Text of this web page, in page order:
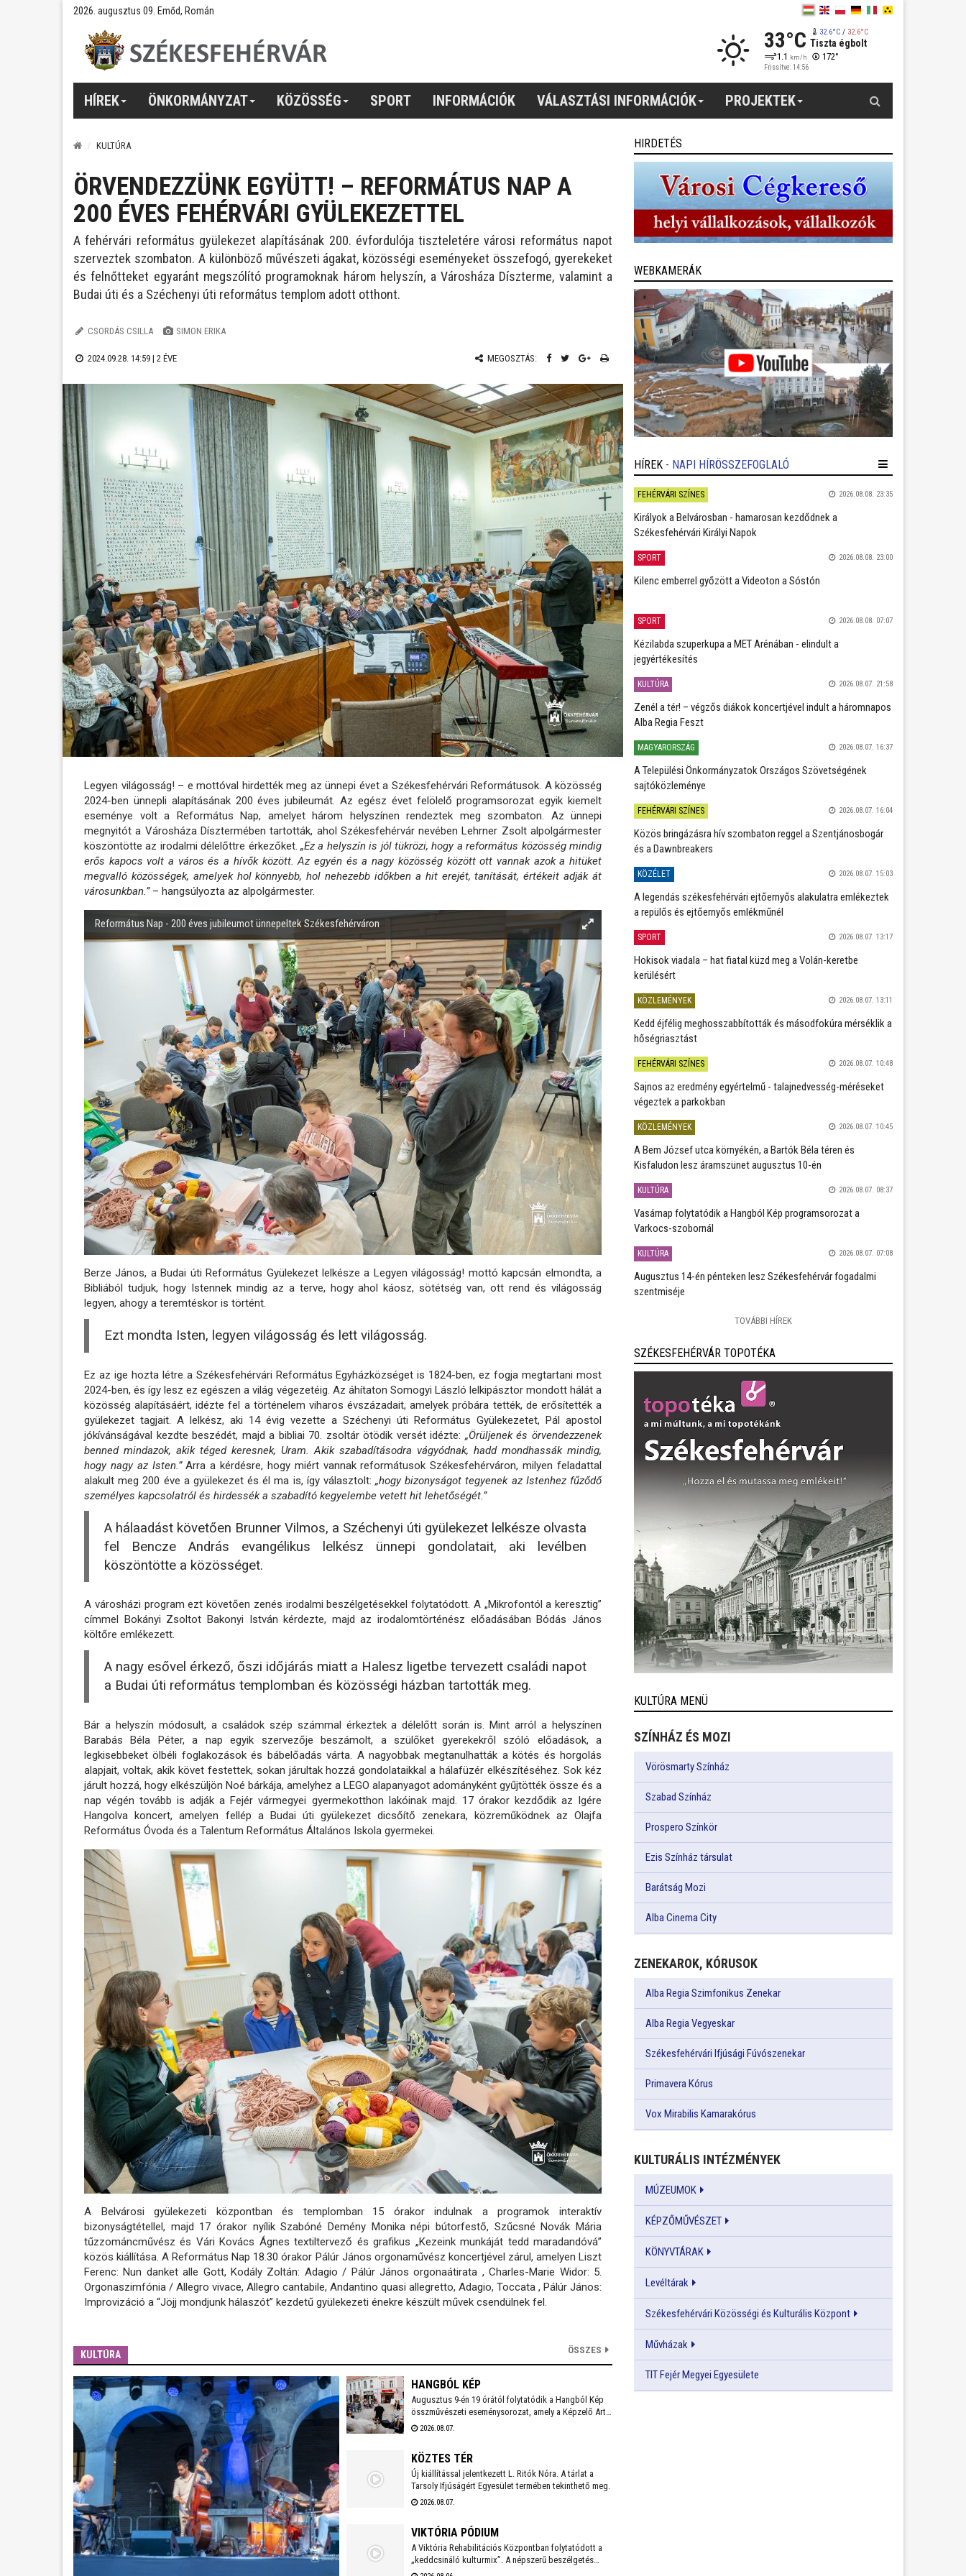
2026. augusztus 09. Emőd, Román
33°C 32.6°C/ 32.6°C
Tiszta égbolt
1.1 km/h 172°
Frissítve: 14:56
HÍREK ÖNKORMÁNYZAT KÖZÖSSÉG SPORT INFORMÁCIÓK VÁLASZTÁSI INFORMÁCIÓK PROJEKTEK
KULTÚRA
ÖRVENDEZZÜNK EGYÜTT! – REFORMÁTUS NAP A
200 ÉVES FEHÉRVÁRI GYÜLEKEZETTEL
A fehérvári református gyülekezet alapításának 200. évfordulója tiszteletére városi református napot
szerveztek szombaton. A különböző művészeti ágakat, közösségi eseményeket összefogó, gyerekeket
és felnőtteket egyaránt megszólító programoknak három helyszín, a Városháza Díszterme, valamint a
Budai úti és a Széchenyi úti református templom adott otthont.
CSORDÁS CSILLA SIMON ERIKA
2024.09.28. 14:59 | 2 ÉVE MEGOSZTÁS:
Legyen világosság! – e mottóval hirdették meg az ünnepi évet a Székesfehérvári Reformátusok. A közösség
2024-ben ünnepli alapításának 200 éves jubileumát. Az egész évet felölelő programsorozat egyik kiemelt
eseménye volt a Református Nap, amelyet három helyszínen rendeztek meg szombaton. Az ünnepi
megnyitót a Városháza Dísztermében tartották, ahol Székesfehérvár nevében Lehrner Zsolt alpolgármester
köszöntötte az irodalmi délelőttre érkezőket. „Ez a helyszín is jól tükrözi, hogy a református közösség mindig
erős kapocs volt a város és a hívők között. Az egyén és a nagy közösség között ott vannak azok a hitüket
megvalló közösségek, amelyek hol könnyebb, hol nehezebb időkben a hit erejét, tanítását, értékeit adják át
városunkban.”– hangsúlyozta az alpolgármester.
Református Nap - 200 éves jubileumot ünnepeltek Székesfehérváron
Berze János, a Budai úti Református Gyülekezet lelkésze a Legyen világosság! mottó kapcsán elmondta, a
Bibliából tudjuk, hogy Istennek mindig az a terve, hogy ahol káosz, sötétség van, ott rend és világosság
legyen, ahogy a teremtéskor is történt.
Ezt mondta Isten, legyen világosság és lett világosság.
Ez az ige hozta létre a Székesfehérvári Református Egyházközséget is 1824-ben, ez fogja megtartani most
2024-ben, és így lesz ez egészen a világ végezetéig. Az áhítaton Somogyi László lelkipásztor mondott hálát a
közösség alapításáért, idézte fel a történelem viharos évszázadait, amelyek próbára tették, de erősítették a
gyülekezet tagjait. A lelkész, aki 14 évig vezette a Széchenyi úti Református Gyülekezetet, Pál apostol
jókívánságával kezdte beszédét, majd a bibliai 70. zsoltár ötödik versét idézte: „Örüljenek és örvendezzenek
benned mindazok, akik téged keresnek, Uram. Akik szabadításodra vágyódnak, hadd mondhassák mindig,
hogy nagy az Isten.”Arra a kérdésre, hogy miért vannak reformátusok Székesfehérváron, milyen feladattal
alakult meg 200 éve a gyülekezet és él ma is, így választolt:„hogy bizonyságot tegyenek az Istenhez fűződő
személyes kapcsolatról és hirdessék a szabadító kegyelembe vetett hit lehetőségét.”
A hálaadást követően Brunner Vilmos, a Széchenyi úti gyülekezet lelkésze olvasta
fel Bencze András evangélikus lelkész ünnepi gondolatait, aki levélben
köszöntötte a közösséget.
A városházi program ezt követően zenés irodalmi beszélgetésekkel folytatódott. A „Mikrofontól a keresztig”
címmel Bokányi Zsoltot Bakonyi István kérdezte, majd az irodalomtörténész előadásában Bódás János
költőre emlékezett.
A nagy esővel érkező, őszi időjárás miatt a Halesz ligetbe tervezett családi napot
a Budai úti református templomban és közösségi házban tartották meg.
Bár a helyszín módosult, a családok szép számmal érkeztek a délelőtt során is. Mint arról a helyszínen
Barabás Béla Péter, a nap egyik szervezője beszámolt, a szülőket gyerekekről szóló előadások, a
legkisebbeket ölbéli foglakozások és bábelőadás várta. A nagyobbak megtanulhatták a kötés és horgolás
alapjait, voltak, akik követ festettek, sokan járultak hozzá gondolataikkal a hálafüzér elkészítéséhez. Sok kéz
járult hozzá, hogy elkészüljön Noé bárkája, amelyhez a LEGO alapanyagot adományként gyűjtötték össze és a
nap végén tovább is adják a Fejér vármegyei gyermekotthon lakóinak majd. 17 órakor kezdődik az Igére
Hangolva koncert, amelyen fellép a Budai úti gyülekezet dicsőítő zenekara, közreműködnek az Olajfa
Református Óvoda és a Talentum Református Általános Iskola gyermekei.
A Belvárosi gyülekezeti központban és templomban 15 órakor indulnak a programok interaktív
bizonyságtétellel, majd 17 órakor nyílik Szabóné Demény Monika népi bútorfestő, Szűcsné Novák Mária
tűzzománcművész és Vári Kovács Ágnes textiltervező és grafikus „Kezeink munkáját tedd maradandóvá”
közös kiállítása. A Református Nap 18.30 órakor Pálúr János orgonaművész koncertjével zárul, amelyen Liszt
Ferenc: Nun danket alle Gott, Kodály Zoltán: Adagio / Pálúr János orgonaátirata , Charles-Marie Widor: 5.
Orgonaszimfónia / Allegro vivace, Allegro cantabile, Andantino quasi allegretto, Adagio, Toccata , Pálúr János:
Improvizáció a “Jöjj mondjunk hálaszót” kezdetű gyülekezeti énekre készült művek csendülnek fel.
KULTÚRA ÖSSZES
HANGBÓL KÉP
Augusztus 9-én 19 órától folytatódik a Hangból Kép
összművészeti eseménysorozat, amely a Képzelő Art
Gallery művészeti közösségéhez kapcsolódó
2026.08.07.
KÖZTES TÉR
Új kiállítással jelentkezett L. Ritók Nóra. A tárlat a
Tarsoly Ifjúságért Egyesület termében tekinthető meg.
2026.08.07.
VIKTÓRIA PÓDIUM
A Viktória Rehabilitációs Központban folytatódott a
„keddcsináló kulturmix”. A népszerű beszélgetés
sorozaton ezúttal is kivételes vendégek tisztelték
HIRDETÉS
WEBKAMERÁK
HÍREK - NAPI HÍRÖSSZEFOGLALÓ
FEHÉRVÁRI SZÍNES 2026.08.08. 23:35
Királyok a Belvárosban - hamarosan kezdődnek a
Székesfehérvári Királyi Napok
SPORT 2026.08.08. 23:00
Kilenc emberrel győzött a Videoton a Sóstón
SPORT 2026.08.08. 07:07
Kézilabda szuperkupa a MET Arénában - elindult a
jegyértékesítés
KULTÚRA 2026.08.07. 21:58
Zenél a tér! – végzős diákok koncertjével indult a háromnapos
Alba Regia Feszt
MAGYARORSZÁG 2026.08.07. 16:37
A Települési Önkormányzatok Országos Szövetségének
sajtóközleménye
FEHÉRVÁRI SZÍNES 2026.08.07. 16:04
Közös bringázásra hív szombaton reggel a Szentjánosbogár
és a Dawnbreakers
KÖZÉLET 2026.08.07. 15:03
A legendás székesfehérvári ejtőernyős alakulatra emlékeztek
a repülős és ejtőernyős emlékműnél
SPORT 2026.08.07. 13:17
Hokisok viadala – hat fiatal küzd meg a Volán-keretbe
kerülésért
KÖZLEMÉNYEK 2026.08.07. 13:11
Kedd éjfélig meghosszabbították és másodfokúra mérséklik a
hőségriasztást
FEHÉRVÁRI SZÍNES 2026.08.07. 10:48
Sajnos az eredmény egyértelmű - talajnedvesség-méréseket
végeztek a parkokban
KÖZLEMÉNYEK 2026.08.07. 10:45
A Bem József utca környékén, a Bartók Béla téren és
Kisfaludon lesz áramszünet augusztus 10-én
KULTÚRA 2026.08.07. 08:37
Vasárnap folytatódik a Hangból Kép programsorozat a
Varkocs-szobornál
KULTÚRA 2026.08.07. 07:08
Augusztus 14-én pénteken lesz Székesfehérvár fogadalmi
szentmiséje
TOVÁBBI HÍREK
SZÉKESFEHÉRVÁR TOPOTÉKA
KULTÚRA MENÜ
SZÍNHÁZ ÉS MOZI
Vörösmarty Színház
Szabad Színház
Prospero Színkör
Ezis Színház társulat
Barátság Mozi
Alba Cinema City
ZENEKAROK, KÓRUSOK
Alba Regia Szimfonikus Zenekar
Alba Regia Vegyeskar
Székesfehérvári Ifjúsági Fúvószenekar
Primavera Kórus
Vox Mirabilis Kamarakórus
KULTURÁLIS INTÉZMÉNYEK
MÚZEUMOK
KÉPZŐMŰVÉSZET
KÖNYVTÁRAK
Levéltárak
Székesfehérvári Közösségi és Kulturális Központ
Művházak
TIT Fejér Megyei Egyesülete